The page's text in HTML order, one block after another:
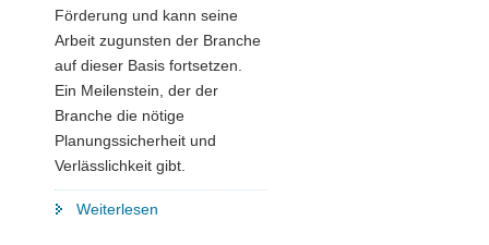
Förderung und kann seine
Arbeit zugunsten der Branche
auf dieser Basis fortsetzen.
Ein Meilenstein, der der
Branche die nötige
Planungssicherheit und
Verlässlichkeit gibt.
Weiterlesen